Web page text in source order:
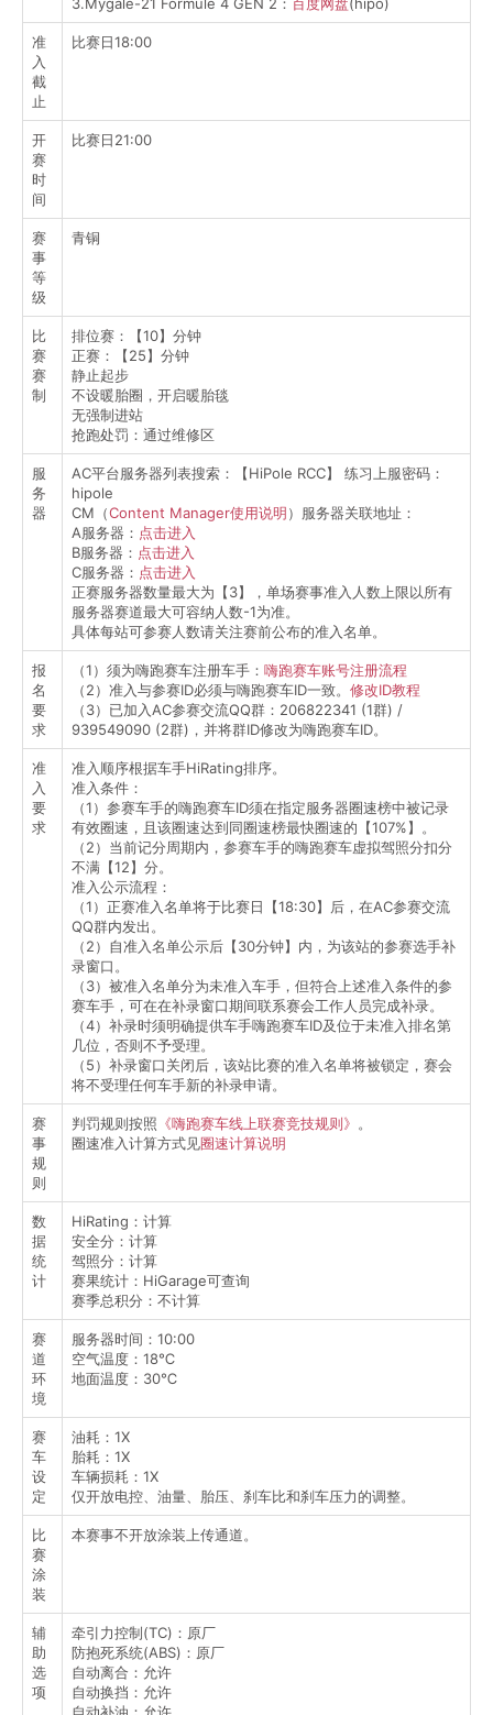
准
入
截
止
比赛日18:00
开
赛
时
间
比赛日21:00
赛
事
等
级
青铜
比
赛
赛
制
排位赛：【10】分钟
正赛：【25】分钟
静止起步
不设暖胎圈，开启暖胎毯
无强制进站
抢跑处罚：通过维修区
服
务
器
AC平台服务器列表搜索：【HiPole RCC】 练习上服密码：
hipole
CM（Content Manager使用说明）服务器关联地址：
A服务器： 点击进入
B服务器： 点击进入
C服务器： 点击进入
正赛服务器数量最大为【3】，单场赛事准入人数上限以所有
服务器赛道最大可容纳人数-1为准。
具体每站可参赛人数请关注赛前公布的准入名单。
报
名
要
求
（1）须为嗨跑赛车注册车手： 嗨跑赛车账号注册流程
（2）准入与参赛ID必须与嗨跑赛车ID一致。 修改ID教程
（3）已加入AC参赛交流QQ群：206822341 (1群) /
939549090 (2群)，并将群ID修改为嗨跑赛车ID。
准
入
要
求
准入顺序根据车手HiRating排序。
准入条件：
（1）参赛车手的嗨跑赛车ID须在指定服务器圈速榜中被记录
有效圈速，且该圈速达到同圈速榜最快圈速的【107%】。
（2）当前记分周期内，参赛车手的嗨跑赛车虚拟驾照分扣分
不满【12】分。
准入公示流程：
（1）正赛准入名单将于比赛日【18:30】后，在AC参赛交流
QQ群内发出。
（2）自准入名单公示后【30分钟】内，为该站的参赛选手补
录窗口。
（3）被准入名单分为未准入车手，但符合上述准入条件的参
赛车手，可在在补录窗口期间联系赛会工作人员完成补录。
（4）补录时须明确提供车手嗨跑赛车ID及位于未准入排名第
几位，否则不予受理。
（5）补录窗口关闭后，该站比赛的准入名单将被锁定，赛会
将不受理任何车手新的补录申请。
赛
事
规
则
判罚规则按照 《嗨跑赛车线上联赛竞技规则》 。
圈速准入计算方式见圈速计算说明
数
据
统
计
HiRating：计算
安全分：计算
驾照分：计算
赛果统计：HiGarage可查询
赛季总积分：不计算
赛
道
环
境
服务器时间：10:00
空气温度：18℃
地面温度：30℃
赛
车
设
定
油耗：1X
胎耗：1X
车辆损耗：1X
仅开放电控、油量、胎压、刹车比和刹车压力的调整。
比
赛
涂
装
本赛事不开放涂装上传通道。
辅
助
选
项
牵引力控制(TC)：原厂
防抱死系统(ABS)：原厂
自动离合：允许
自动换挡：允许